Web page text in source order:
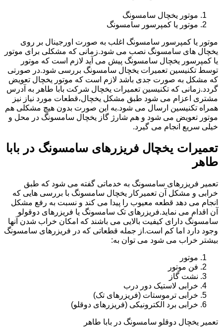
موتور یخچال سامسونگ
موتور یا کمپرسور سامسونگ
موتور یا کمپرسور سامسونگ اغلب به صورت اورجینال بر روی
یخچال های سامسونگ نصب می شود.زمانی که مشکلی برای موتور
یا کمپرسور یخچال سامسونگ پیش می آید لازم است که موتور
توسط تکنیسین تعمیرات یخچال سامسونگ بررسی شود.در صورتی
که مشکل به صورت جدی باشد لازم است که موتور یخچال تعویض
گردد.زمانی که تکنیسین تعمیرات یخچال شرکت بابا طاهر به آدرس
مشتری اعزام می شود طبق مشکل یخچال،قطعات مورد نیاز نیز
همراه تکنیسین ارسال می شود.به این صورت بدون هیچ مشکلی هم
موتور تعویض می شود و هم شارژ گاز یخچال سامسونگ در محل و
خیلی سریع انجام می گیرد.
تعمیرات یخچال فریزرهای سامسونگ در بابا
طاهر
تعمیر فریزرهای سامسونگ به خدماتی گفته می شود که طبق
خرابی و مشکل آن تعمیرکار یخچال سامسونگ با بررسی هایی که
انجام می دهد قطعه معیوب را پیدا می کند و نسبت به رفع مشکل
آن اقدام می نماید.فریزرهای تک سامسونگ یا فریزرهای دوقولو
سامسونگ دارای کیفیت بالایی می باشند که امکان خراب شدن آنها
وجود دارد اما کم است.از جمله قطعاتی که در فریزرهای سامسونگ
بیشتر خراب می شود می توان به:
موتور
فن موتور
نشت گاز
خرابی لاستیک دور درب
خرابی ترموستات (فریزرهای تک)
خرابی برد الکترونیکی (فریزرهای دوقلو)
تعمیر یخچال دوقلو سامسونگ در بابا طاهر